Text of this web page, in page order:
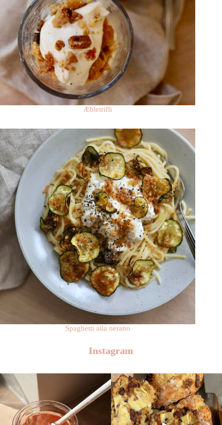
Æbletrifli
Spaghetti alla nerano
Instagram